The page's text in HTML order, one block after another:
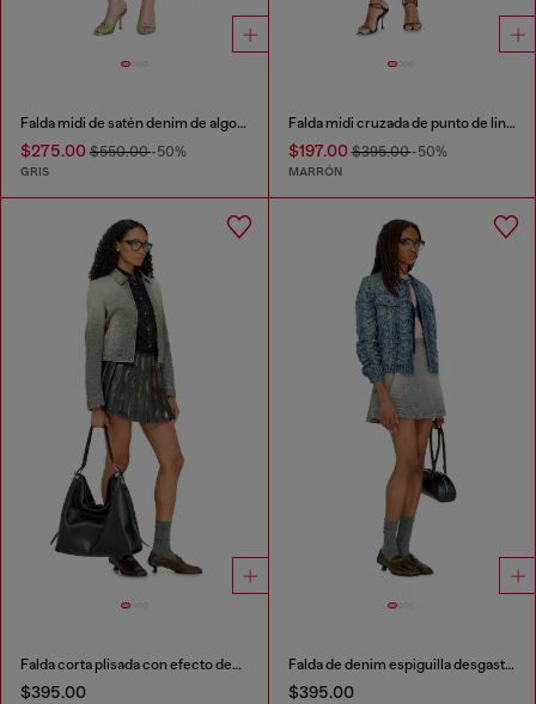
Falda midi de satén denim de algodón y cáñamo
$275.00 $550.00-50%
GRIS
Falda midi cruzada de punto de lino con estampado floral
$197.00$395.00-50%
MARRÓN
Falda corta plisada con efecto desgastado
$395.00
Falda de denim espiguilla desgastado
$395.00